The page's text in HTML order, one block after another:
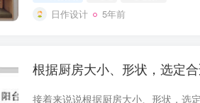
日作设计 5年前
根据厨房大小、形状，选定